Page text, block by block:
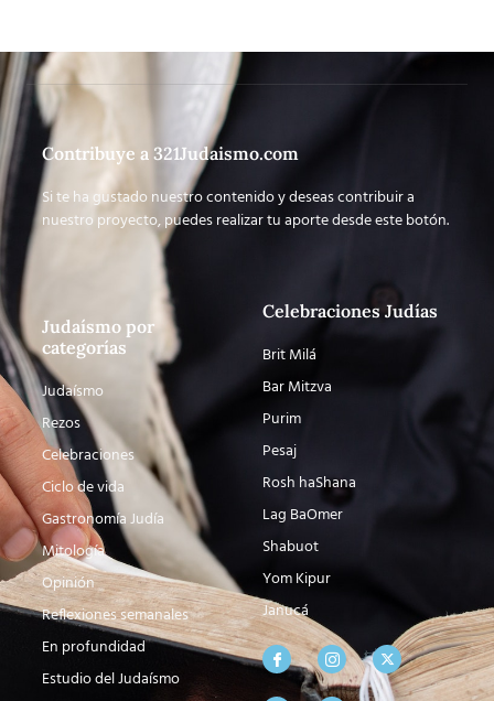
Contribuye a 321Judaismo.com
Si te ha gustado nuestro contenido y deseas contribuir a
nuestro proyecto, puedes realizar tu aporte desde este botón.
Judaísmo por
categorías
Judaísmo
Rezos
Celebraciones
Ciclo de vida
Gastronomía Judía
Mitología
Opinión
Reflexiones semanales
En profundidad
Estudio del Judaísmo
Celebraciones Judías
Brit Milá
Bar Mitzva
Purim
Pesaj
Rosh haShana
Lag BaOmer
Shabuot
Yom Kipur
Janucá